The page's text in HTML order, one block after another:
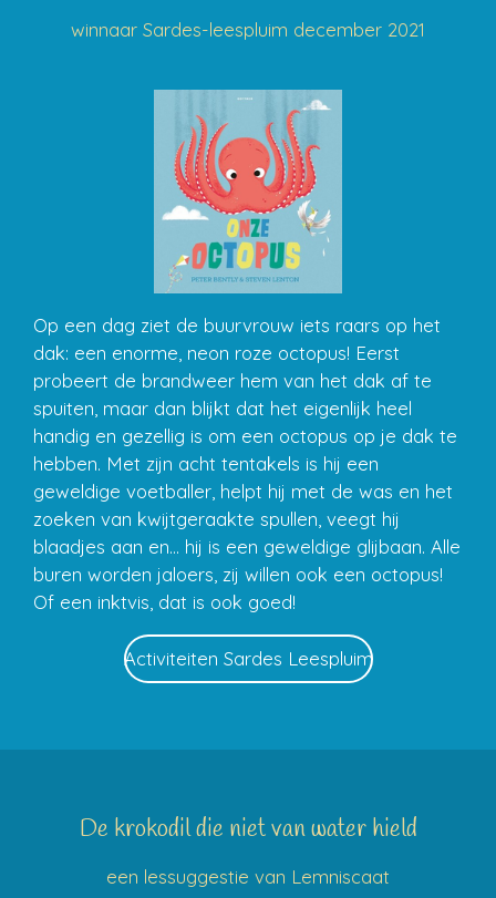
winnaar Sardes-leespluim december 2021
Op een dag ziet de buurvrouw iets raars op het
dak: een enorme, neon roze octopus! Eerst
probeert de brandweer hem van het dak af te
spuiten, maar dan blijkt dat het eigenlijk heel
handig en gezellig is om een octopus op je dak te
hebben. Met zijn acht tentakels is hij een
geweldige voetballer, helpt hij met de was en het
zoeken van kwijtgeraakte spullen, veegt hij
blaadjes aan en... hij is een geweldige glijbaan. Alle
buren worden jaloers, zij willen ook een octopus!
Of een inktvis, dat is ook goed!
Activiteiten Sardes Leespluim
De krokodil die niet van water hield
een lessuggestie van Lemniscaat